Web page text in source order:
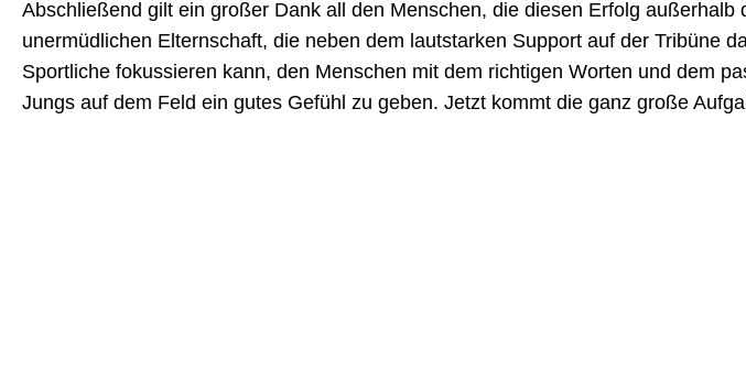
Abschließend gilt ein großer Dank all den Menschen, die diesen Erfolg
unermüdlichen Elternschaft, die neben dem lautstarken Support auf der Tribüne
Sportliche fokussieren kann, den Menschen mit dem richtigen Worten und dem
Jungs auf dem Feld ein gutes Gefühl zu geben. Jetzt kommt die ganz große